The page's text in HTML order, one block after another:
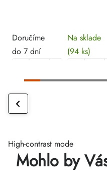
Doručíme
do 7 dní
Na sklade
(94 ks)
High-contrast mode
Mohlo by